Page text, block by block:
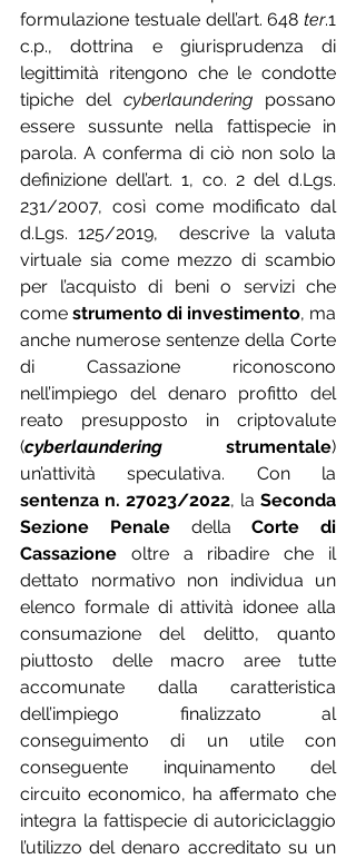
formulazione testuale dell’art. 648 ter.1
c.p., dottrina e giurisprudenza di
legittimità ritengono che le condotte
tipiche del cyberlaundering possano
essere sussunte nella fattispecie in
parola. A conferma di ciò non solo la
definizione dell’art. 1, co. 2 del d.Lgs.
231/2007, così come modificato dal
d.Lgs. 125/2019,  descrive la valuta
virtuale sia come mezzo di scambio
per l’acquisto di beni o servizi che
come strumento di investimento, ma
anche numerose sentenze della Corte
di Cassazione riconoscono
nell’impiego del denaro profitto del
reato presupposto in criptovalute
(cyberlaundering strumentale)
sentenza n. 27023/2022, la Seconda
Sezione Penale della Corte di
Cassazione oltre a ribadire che il
dettato normativo non individua un
elenco formale di attività idonee alla
consumazione del delitto, quanto
piuttosto delle macro aree tutte
accomunate dalla caratteristica
dell’impiego finalizzato al
conseguimento di un utile con
conseguente inquinamento del
circuito economico, ha affermato che
integra la fattispecie di autoriciclaggio
l’utilizzo del denaro accreditato su un